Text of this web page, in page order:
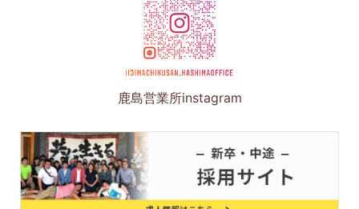
鹿島営業所instagram